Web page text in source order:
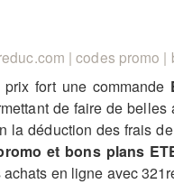
| codes promo |
fort une commande
de faire de
la déduction des frais
et bons plans
en ligne avec